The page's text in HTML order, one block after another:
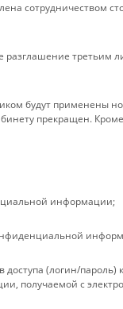
Гарантия
Политика
и третьими
страниц
сотрудничеством
третьим
будут применены
прекращен.
информации;
(логин/
получаемой с